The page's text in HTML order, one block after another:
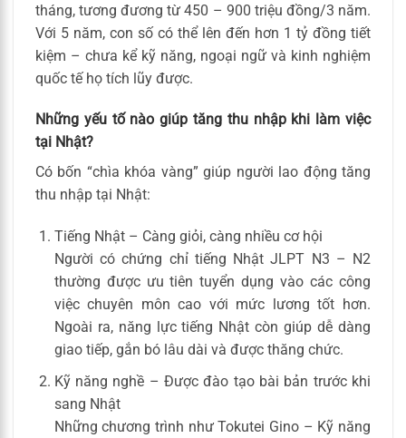
tháng, tương đương từ 450 – 900 triệu đồng/3 năm.
Với 5 năm, con số có thể lên đến hơn 1 tỷ đồng tiết
kiệm – chưa kể kỹ năng, ngoại ngữ và kinh nghiệm
quốc tế họ tích lũy được.
Những yếu tố nào giúp tăng thu nhập khi làm việc
tại Nhật?
Có bốn “chìa khóa vàng” giúp người lao động tăng
thu nhập tại Nhật:
Tiếng Nhật – Càng giỏi, càng nhiều cơ hội
Người có chứng chỉ tiếng Nhật JLPT N3 – N2
thường được ưu tiên tuyển dụng vào các công
việc chuyên môn cao với mức lương tốt hơn.
Ngoài ra, năng lực tiếng Nhật còn giúp dễ dàng
giao tiếp, gắn bó lâu dài và được thăng chức.
Kỹ năng nghề – Được đào tạo bài bản trước khi
sang Nhật
Những chương trình như Tokutei Gino – Kỹ năng